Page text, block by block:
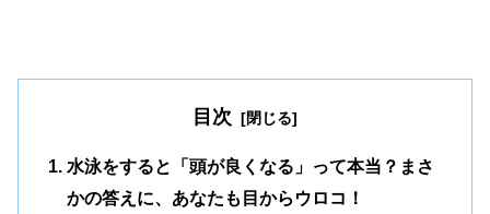
目次
水泳をすると「頭が良くなる」って本当？まさ
かの答えに、あなたも目からウロコ！